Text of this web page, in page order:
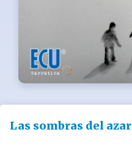
Las sombras del azar